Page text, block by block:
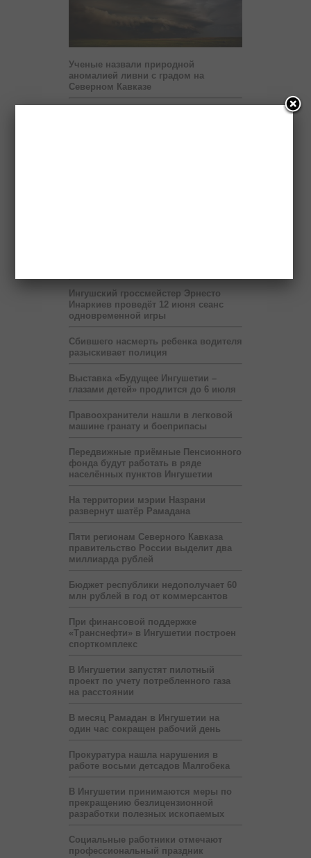
Ученые назвали природной
аномалией ливни с градом на
Северном Кавказе
Ингушский гроссмейстер Эрнесто
Инаркиев проведёт 12 июня сеанс
одновременной игры
Сбившего насмерть ребенка водителя
разыскивает полиция
Выставка «Будущее Ингушетии –
глазами детей» продлится до 6 июля
Правоохранители нашли в легковой
машине гранату и боеприпасы
Передвижные приёмные Пенсионного
фонда будут работать в ряде
населённых пунктов Ингушетии
На территории мэрии Назрани
развернут шатёр Рамадана
Пяти регионам Северного Кавказа
правительство России выделит два
миллиарда рублей
Бюджет республики недополучает 60
млн рублей в год от коммерсантов
При финансовой поддержке
«Транснефти» в Ингушетии построен
спорткомплекс
В Ингушетии запустят пилотный
проект по учету потребленного газа
на расстоянии
В месяц Рамадан в Ингушетии на
один час сокращен рабочий день
Прокуратура нашла нарушения в
работе восьми детсадов Малгобека
В Ингушетии принимаются меры по
прекращению безлицензионной
разработки полезных ископаемых
Социальные работники отмечают
профессиональный праздник